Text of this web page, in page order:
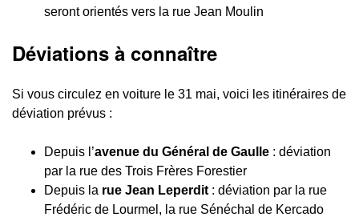
seront orientés vers la rue Jean Moulin
Déviations à connaître
Si vous circulez en voiture le 31 mai, voici les itinéraires de
déviation prévus :
Depuis l’avenue du Général de Gaulle : déviation
par la rue des Trois Frères Forestier
Depuis la rue Jean Leperdit : déviation par la rue
Frédéric de Lourmel, la rue Sénéchal de Kercado